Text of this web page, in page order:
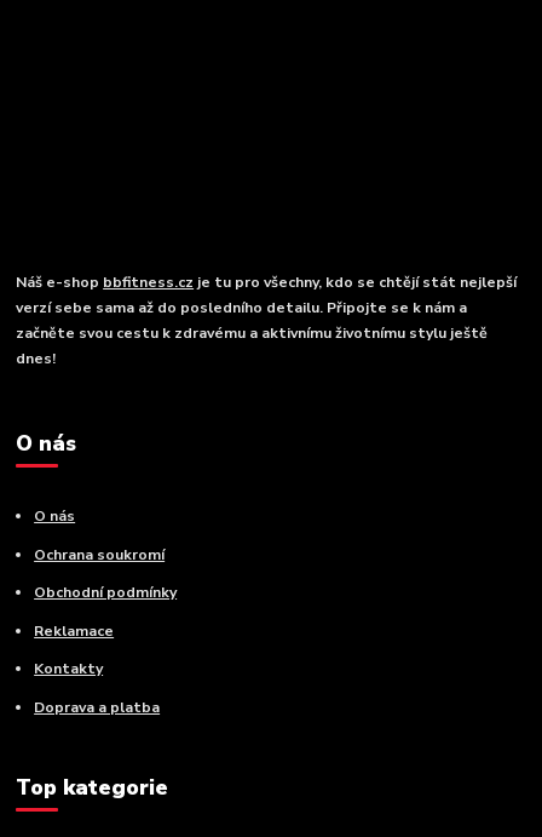
Náš e-shop bbfitness.cz je tu pro všechny, kdo se chtějí stát nejlepší
verzí sebe sama až do posledního detailu. Připojte se k nám a
začněte svou cestu k zdravému a aktivnímu životnímu stylu ještě
dnes!
O nás
O nás
Ochrana soukromí
Obchodní podmínky
Reklamace
Kontakty
Doprava a platba
Top kategorie